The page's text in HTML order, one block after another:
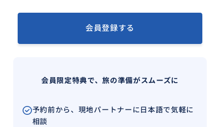
会員登録する
会員限定特典で、旅の準備がスムーズに
予約前から、現地パートナーに日本語で気軽に
相談